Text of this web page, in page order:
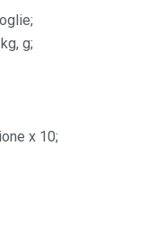
g;
x 10;